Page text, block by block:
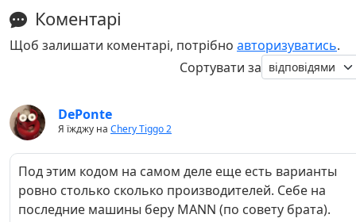
Коментарі
Щоб залишати коментарі, потрібно авторизуватись.
Сортувати за
DePonte
Я їжджу на Chery Tiggo 2
Под этим кодом на самом деле еще есть варианты
ровно столько сколько производителей. Себе на
последние машины беру MANN (по совету брата).